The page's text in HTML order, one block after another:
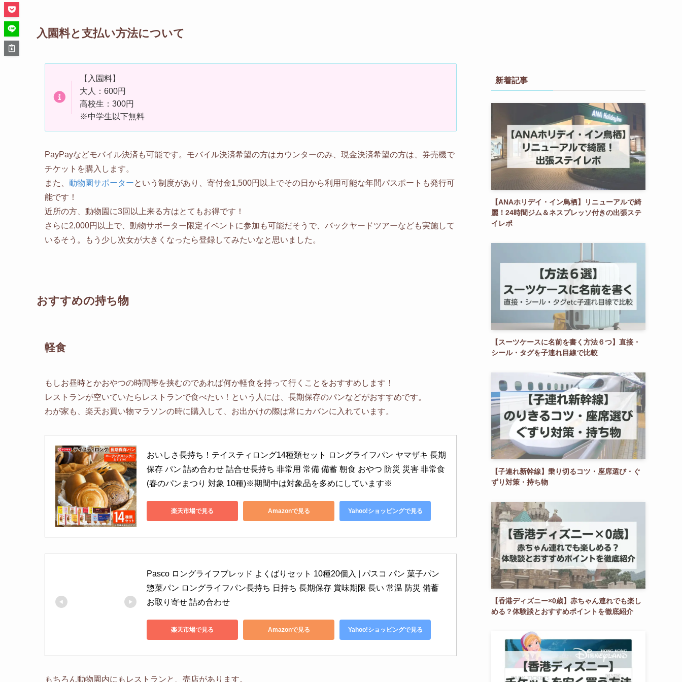
入園料と支払い方法について
【入園料】
大人：600円
高校生：300円
※中学生以下無料
PayPayなどモバイル決済も可能です。モバイル決済希望の方はカウンターのみ、現金決済希望の方は、券売機で
チケットを購入します。
また、 動物園サポーターという制度があり、寄付金1,500円以上でその日から利用可能な年間パスポートも発行可
能です！
近所の方、動物園に3回以上来る方はとてもお得です！
さらに2,000円以上で、動物サポーター限定イベントに参加も可能だそうで、バックヤードツアーなども実施して
いるそう。もう少し次女が大きくなったら登録してみたいなと思いました。
おすすめの持ち物
軽食
もしお昼時とかおやつの時間帯を挟むのであれば何か軽食を持って行くことをおすすめします！
レストランが空いていたらレストランで食べたい！という人には、長期保存のパンなどがおすすめです。
わが家も、楽天お買い物マラソンの時に購入して、お出かけの際は常にカバンに入れています。
おいしさ長持ち！テイスティロング14種類セット ロングライフパン ヤマザキ 長期
保存 パン 詰め合わせ 詰合せ長持ち 非常用 常備 備蓄 朝食 おやつ 防災 災害 非常食
(春のパンまつり 対象 10種)※期間中は対象品を多めにしています※
楽天市場で見る Amazonで見る Yahoo!ショッピングで見る
Pasco ロングライフブレッド よくばりセット 10種20個入 | パスコ パン 菓子パン
惣菜パン ロングライフパン長持ち 日持ち 長期保存 賞味期限 長い 常温 防災 備蓄
お取り寄せ 詰め合わせ
楽天市場で見る Amazonで見る Yahoo!ショッピングで見る
もちろん動物園内にもレストランと、売店があります。
新着記事
【ANAホリデイ・イン鳥栖】リニューアルで綺
麗！24時間ジム＆ネスプレッソ付きの出張ステ
イレポ
【スーツケースに名前を書く方法６つ】直接・
シール・タグを子連れ目線で比較
【子連れ新幹線】乗り切るコツ・座席選び・ぐ
ずり対策・持ち物
【香港ディズニー×0歳】赤ちゃん連れでも楽し
める？体験談とおすすめポイントを徹底紹介